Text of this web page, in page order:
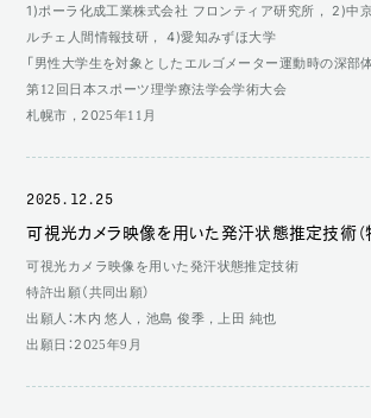
1)ポーラ化成工業株式会社 フロンティア研究所， 2)中
ルチェ人間情報技研， 4)愛知みずほ大学
「男性大学生を対象としたエルゴメーター運動時の深部
第12回日本スポーツ理学療法学会学術大会
札幌市，2025年11月
2025.12.25
可視光カメラ映像を用いた発汗状態推定技術（
可視光カメラ映像を用いた発汗状態推定技術
特許出願（共同出願）
出願人：木内 悠人，池島 俊季，上田 純也
出願日：2025年9月